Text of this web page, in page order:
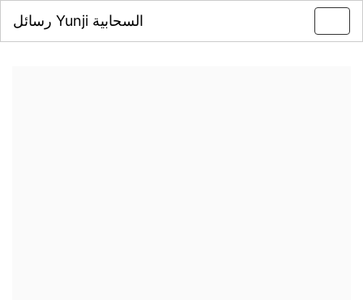
رسائل Yunji السحابية